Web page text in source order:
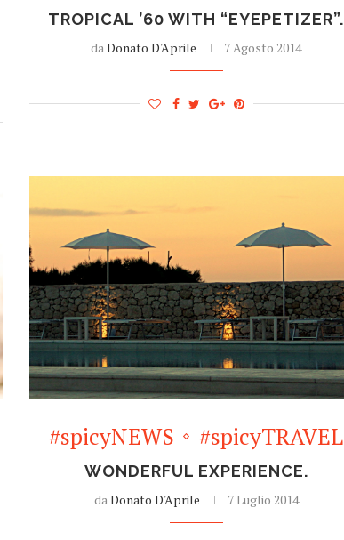
TROPICAL ’60 WITH “EYEPETIZER”.
daDonato D'Aprile 7 Agosto 2014
#spicyNEWS #spicyTRAVEL
WONDERFUL EXPERIENCE.
da Donato D'Aprile 7 Luglio 2014